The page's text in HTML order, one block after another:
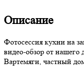
Описание
Фотосессия кухни на
видео-обзор от нашего
Вартемяги, частный